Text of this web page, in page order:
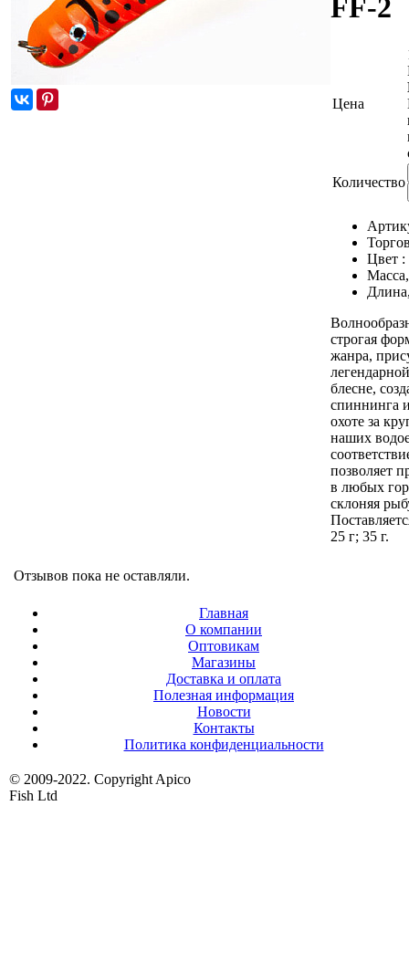
FF-2
Цена
Количество
Цвет :
строгая
жанра,
блесне,
спиннинга
охоте за
наших
позволяет
в любых
склоняя
25 г; 35 г.
Отзывов пока не оставляли.
Главная
О компании
Оптовикам
Магазины
Доставка и оплата
Полезная информация
Новости
Контакты
Политика конфиденциальности
© 2009-2022. Copyright Apico
Fish Ltd